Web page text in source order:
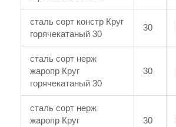
сталь сорт констр Круг
горячекатаный 30
30
сталь сорт нерж
жаропр Круг
горячекатаный 30
30
сталь сорт нерж
жаропр Круг
30